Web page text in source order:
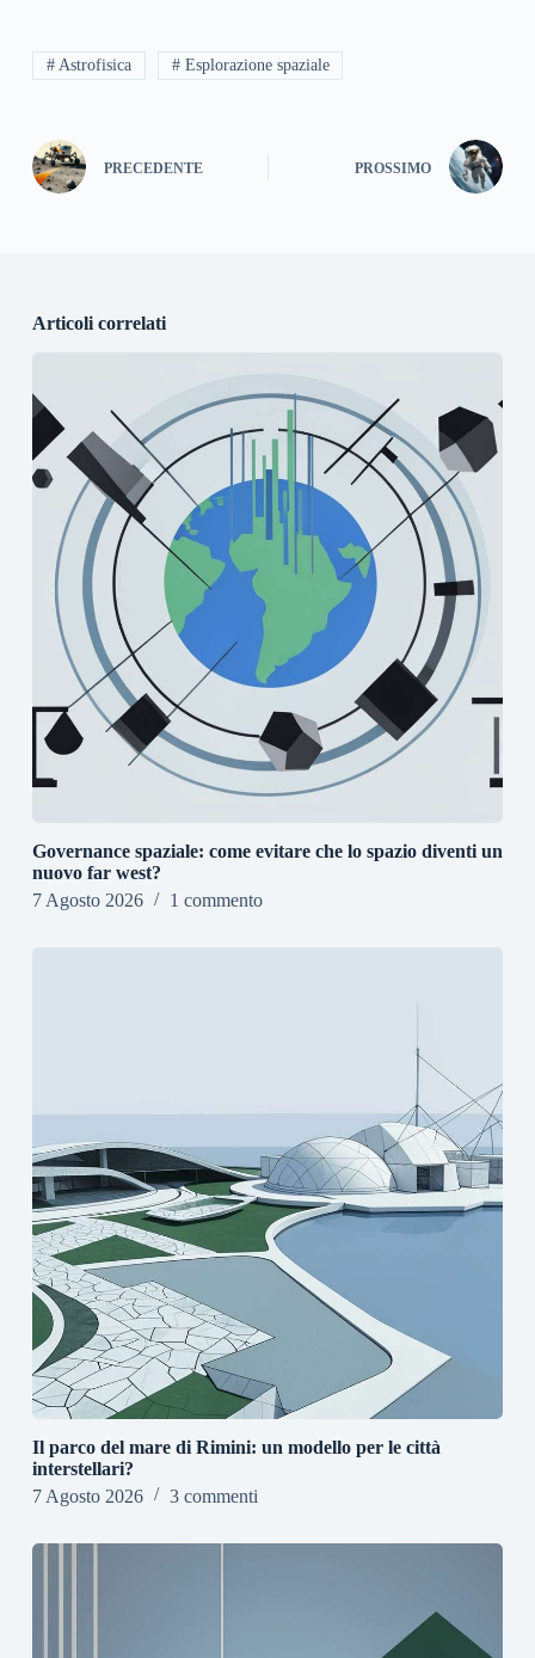
# Astrofisica # Esplorazione spaziale
PRECEDENTE PROSSIMO
Articoli correlati
Governance spaziale: come evitare che lo spazio diventi un
nuovo far west?
7 Agosto 2026
1 commento
Il parco del mare di Rimini: un modello per le città
interstellari?
7 Agosto 2026
3 commenti